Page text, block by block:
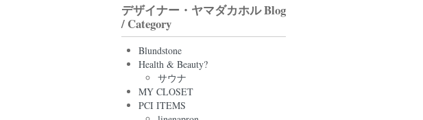
デザイナー・ヤマダカホル Blog
/ Category
Blundstone
Health & Beauty?
サウナ
MY CLOSET
PCI ITEMS